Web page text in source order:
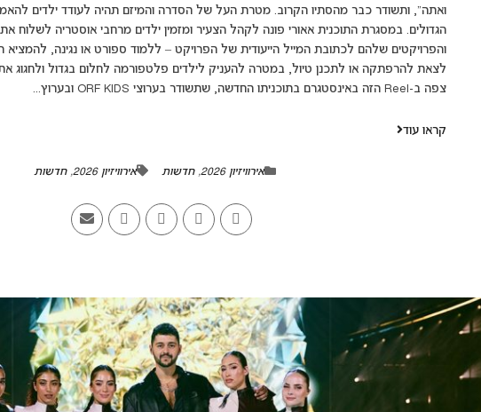
ואתה", ותשודר כבר מהסתיו הקרוב. מטרת העל של הסדרה והמיזם תהיה לעודד ילדים
הגדולים. במסגרת התוכנית אאורי פונה לקהל הצעיר ומזמין ילדים מרחבי אוסטריה לשלוח
והפרויקטים שלהם לכתובת המייל הייעודית של הפרויקט – ללמוד ספורט או נגינה,
לצאת להרפתקה או לתכנן טיול, במטרה להעניק לילדים פלטפורמה לחלום בגדול ולחגוג את
צפה ב-Reel הזה באינסטגרם בתוכניתו החדשה, שתשודר בערוצי ORF KIDS ובערוץ...
קראו עוד
אירוויזיון 2026 ,חדשות אירוויזיון 2026 ,חדשות